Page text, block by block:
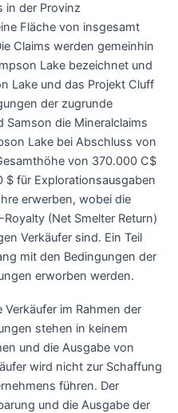
in der Provinz
Fläche von insgesamt
Claims werden gemeinhin
Lake bezeichnet und
Lake und das Projekt Cluff
der zugrunde
Samson die Mineralclaims
Lake bei Abschluss von
von 370.000 C$
für Explorationsausgaben
erwerben, wobei die
(Net Smelter Return)
Verkäufer sind. Ein Teil
mit den Bedingungen der
erworben werden.
im Rahmen der
stehen in keinem
und die Ausgabe von
wird nicht zur Schaffung
führen. Der
und die Ausgabe der